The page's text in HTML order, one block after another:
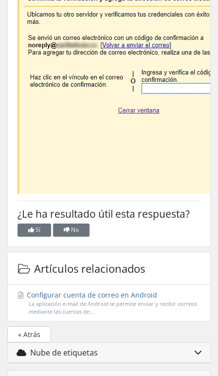
¿Le ha resultado útil esta respuesta?
Sí No
Artículos relacionados
Configurar cuenta de correo en Android
La aplicación e-mail de Android te permite enviar y recibir correos
mediante las cuentas de...
« Atrás
Nube de etiquetas